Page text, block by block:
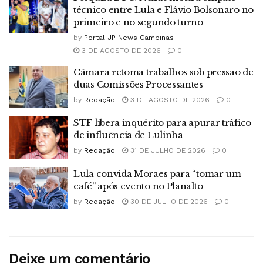
técnico entre Lula e Flávio Bolsonaro no
primeiro e no segundo turno
by Portal JP News Campinas
3 DE AGOSTO DE 2026
0
Câmara retoma trabalhos sob pressão de
duas Comissões Processantes
by Redação 3 DE AGOSTO DE 2026 0
STF libera inquérito para apurar tráfico
de influência de Lulinha
by Redação 31 DE JULHO DE 2026 0
Lula convida Moraes para “tomar um
café” após evento no Planalto
by Redação 30 DE JULHO DE 2026 0
Deixe um comentário